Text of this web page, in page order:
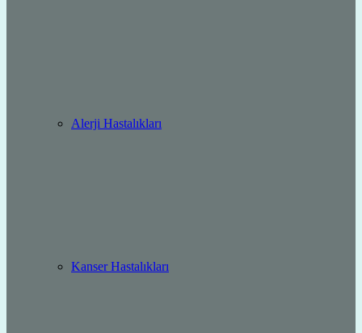
Alerji Hastalıkları
Kanser Hastalıkları